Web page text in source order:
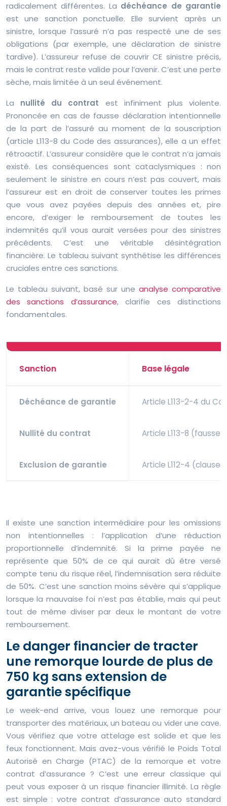
radicalement différentes. La déchéance de garantie
est une sanction ponctuelle. Elle survient après un
sinistre, lorsque l’assuré n’a pas respecté une de ses
obligations (par exemple, une déclaration de sinistre
tardive). L’assureur refuse de couvrir CE sinistre précis,
mais le contrat reste valide pour l’avenir. C’est une perte
sèche, mais limitée à un seul événement.
La nullité du contrat est infiniment plus violente.
Prononcée en cas de fausse déclaration intentionnelle
de la part de l’assuré au moment de la souscription
(article L113-8 du Code des assurances), elle a un effet
rétroactif. L’assureur considère que le contrat n’a jamais
existé. Les conséquences sont cataclysmiques : non
seulement le sinistre en cours n’est pas couvert, mais
l’assureur est en droit de conserver toutes les primes
que vous avez payées depuis des années et, pire
encore, d’exiger le remboursement de toutes les
indemnités qu’il vous aurait versées pour des sinistres
précédents. C’est une véritable désintégration
financière. Le tableau suivant synthétise les différences
cruciales entre ces sanctions.
Le tableau suivant, basé sur une analyse comparative
des sanctions d’assurance, clarifie ces distinctions
fondamentales.
Sanction Base légale
Déchéance de garantie Article L113-2-4 du
Nullité du contrat Article L113-8
Exclusion de garantie Article L112-4
Il existe une sanction intermédiaire pour les omissions
non intentionnelles : l’application d’une réduction
proportionnelle d’indemnité. Si la prime payée ne
représente que 50% de ce qui aurait dû être versé
compte tenu du risque réel, l’indemnisation sera réduite
de 50%. C’est une sanction moins sévère qui s’applique
lorsque la mauvaise foi n’est pas établie, mais qui peut
tout de même diviser par deux le montant de votre
remboursement.
Le danger financier de tracter
une remorque lourde de plus de
750 kg sans extension de
garantie spécifique
Le week-end arrive, vous louez une remorque pour
transporter des matériaux, un bateau ou vider une cave.
Vous vérifiez que votre attelage est solide et que les
feux fonctionnent. Mais avez-vous vérifié le Poids Total
Autorisé en Charge (PTAC) de la remorque et votre
contrat d’assurance ? C’est une erreur classique qui
peut vous exposer à un risque financier illimité. La règle
est simple : votre contrat d’assurance auto standard